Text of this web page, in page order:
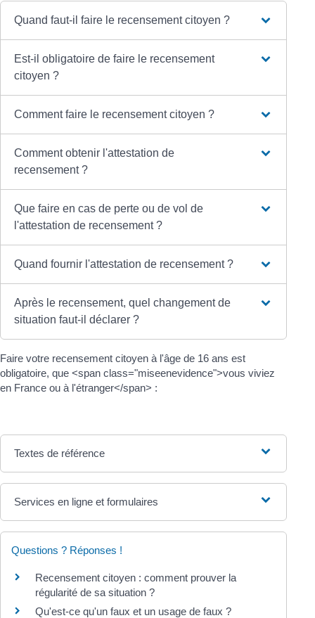
Quand faut-il faire le recensement citoyen ?
Est-il obligatoire de faire le recensement
citoyen ?
Comment faire le recensement citoyen ?
Comment obtenir l'attestation de
recensement ?
Que faire en cas de perte ou de vol de
l'attestation de recensement ?
Quand fournir l'attestation de recensement ?
Après le recensement, quel changement de
situation faut-il déclarer ?
Faire votre recensement citoyen à l'âge de 16 ans est
obligatoire, que <span class="miseenevidence">vous viviez
en France ou à l'étranger</span> :
Textes de référence
Services en ligne et formulaires
Questions ? Réponses !
Recensement citoyen : comment prouver la
régularité de sa situation ?
Qu'est-ce qu'un faux et un usage de faux ?